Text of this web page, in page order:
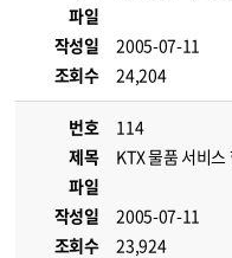
파일
작성일
2005-07-11
조회수
24,204
번호
114
제목
KTX 물품 서비
파일
작성일
2005-07-11
조회수
23,924